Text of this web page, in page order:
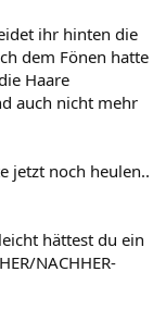
ihr hinten die
dem Fönen hatte
Haare
auch nicht mehr
jetzt noch heulen..
hättest du ein
NACHHER-